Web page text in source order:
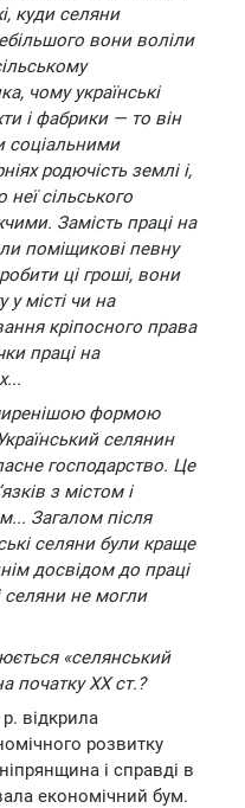
куди селяни
вони воліли
чому українські
і фабрики — то він
соціальними
родючість землі і,
неї сільського
Замість праці на
поміщикові певну
ці гроші, вони
місті чи на
кріпосного права
праці на
формою
селянин
господарство. Це
з містом і
Загалом після
селяни були краще
досвідом до праці
селяни не могли
«селянський
початку XX ст.?
відкрила
розвитку
і справді в
економічний бум.